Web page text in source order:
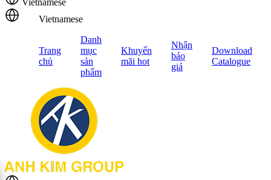
Vietnamese
Vietnamese
Trang
chủ
Danh
mục
sản
phẩm
Khuyến
mãi hot
Nhận
báo
giá
Download
Catalogue